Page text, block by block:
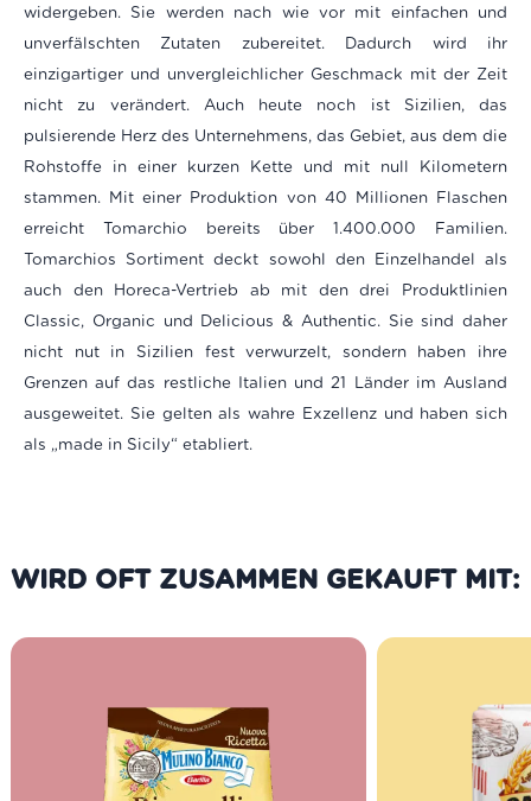
widergeben. Sie werden nach wie vor mit einfachen und
unverfälschten Zutaten zubereitet. Dadurch wird ihr
einzigartiger und unvergleichlicher Geschmack mit der Zeit
nicht zu verändert. Auch heute noch ist Sizilien, das
pulsierende Herz des Unternehmens, das Gebiet, aus dem die
Rohstoffe in einer kurzen Kette und mit null Kilometern
stammen. Mit einer Produktion von 40 Millionen Flaschen
erreicht Tomarchio bereits über 1.400.000 Familien.
Tomarchios Sortiment deckt sowohl den Einzelhandel als
auch den Horeca-Vertrieb ab mit den drei Produktlinien
Classic, Organic und Delicious & Authentic. Sie sind daher
nicht nut in Sizilien fest verwurzelt, sondern haben ihre
Grenzen auf das restliche Italien und 21 Länder im Ausland
ausgeweitet. Sie gelten als wahre Exzellenz und haben sich
als „made in Sicily“ etabliert.
WIRD OFT ZUSAMMEN GEKAUFT MIT: